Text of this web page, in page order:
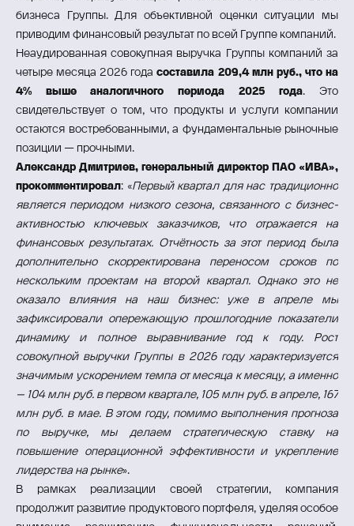
бизнеса Группы. Для объективной оценки ситуации мы
приводим финансовый результат по всей Группе компаний.
Неаудированная совокупная выручка Группы компаний за
четыре месяца 2026 года составила 209,4 млн руб., что на
4% выше аналогичного периода 2025 года . Это
свидетельствует о том, что продукты и услуги компании
остаются востребованными, а фундаментальные рыночные
позиции — прочными.
Александр Дмитриев, генеральный директор ПАО «ИВА»,
прокомментировал: «Первый квартал для нас традиционно
является периодом низкого сезона, связанного с бизнес-
активностью ключевых заказчиков, что отражается на
финансовых результатах. Отчётность за этот период была
дополнительно скорректирована переносом сроков по
нескольким проектам на второй квартал. Однако это не
оказало влияния на наш бизнес: уже в апреле мы
зафиксировали опережающую прошлогодние показатели
динамику и полное выравнивание год к году. Рост
совокупной выручки Группы в 2026 году характеризуется
значимым ускорением темпа от месяца к месяцу, а именно
– 104 млн руб. в первом квартале, 105 млн руб. в апреле, 167
млн руб. в мае. В этом году, помимо выполнения прогноза
по выручке, мы делаем стратегическую ставку на
повышение операционной эффективности и укрепление
лидерства на рынке».
В рамках реализации своей стратегии, компания
продолжит развитие продуктового портфеля, уделяя особое